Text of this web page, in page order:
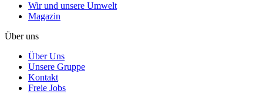
Wir und unsere Umwelt
Magazin
Über uns
Über Uns
Unsere Gruppe
Kontakt
Freie Jobs